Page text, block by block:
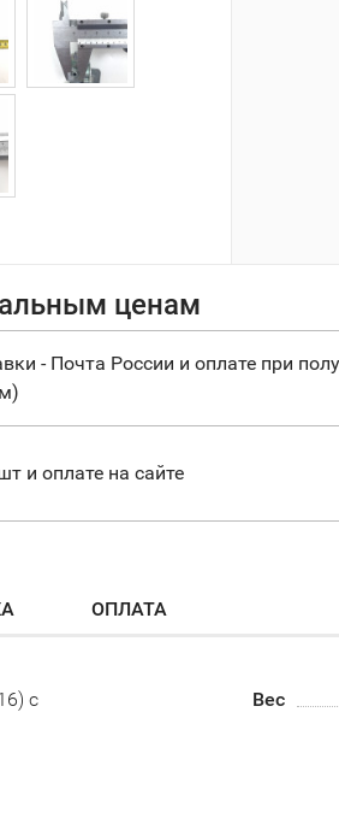
ценам
- Почта России и оплате при
и оплате на сайте
ОПЛАТА
с
Вес